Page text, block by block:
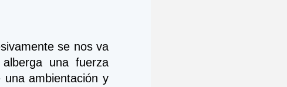
se nos va
una fuerza
ambientación y